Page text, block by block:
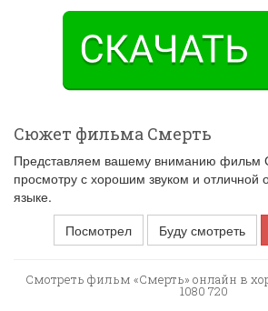
Сюжет фильма Смерть
Представляем вашему вниманию фильм
просмотру с хорошим звуком и отличной
языке.
Посмотрел
Буду смотреть
Смотреть фильм «Смерть» онлайн в
1080 720